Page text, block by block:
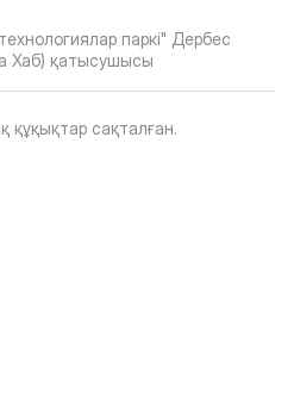
паркі" Дербес
Хаб) қатысушысы
құқықтар сақталған.